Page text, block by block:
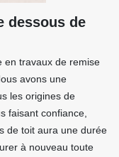
dessous de
en travaux de remise
avons une
les origines de
faisant confiance,
de toit aura une durée
à nouveau toute